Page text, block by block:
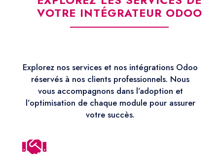
VOTRE INTÉGRATEUR ODOO
Explorez nos services et nos intégrations Odoo
réservés à nos clients professionnels. Nous
vous accompagnons dans l’adoption et
l’optimisation de chaque module pour assurer
votre succès.
